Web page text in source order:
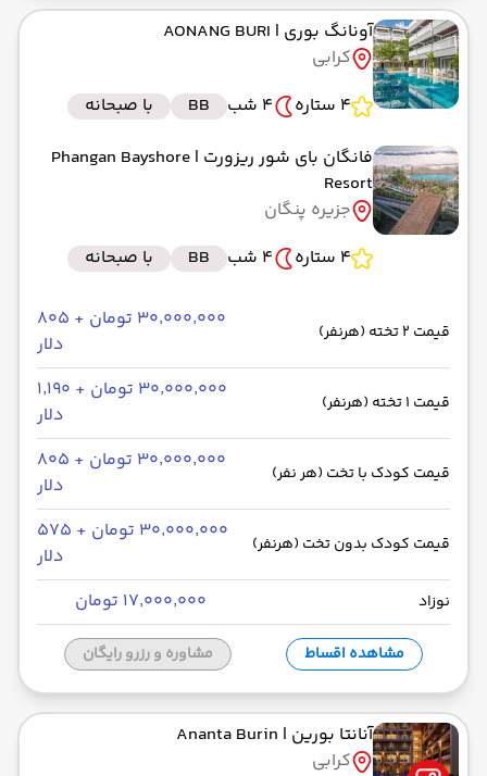
آونانگ بوری | AONANG BURI
کرابی
4 ستاره
4 شب BB
با صبحانه
فانگان بای شور ریزورت | Phangan Bayshore
Resort
جزیره پنگان
4 ستاره
4 شب BB با صبحانه
قیمت 2 تخته (هرنفر)
۳۰٬۰۰۰٬۰۰۰ تومان + ۸۰۵
دلار
قیمت 1 تخته (هرنفر)
۳۰٬۰۰۰٬۰۰۰ تومان + ۱٬۱۹۰
دلار
قیمت کودک با تخت (هر نفر)
۳۰٬۰۰۰٬۰۰۰ تومان + ۸۰۵
دلار
قیمت کودک بدون تخت (هرنفر)
۳۰٬۰۰۰٬۰۰۰ تومان + ۵۷۵
دلار
نوزاد ۱۷٬۰۰۰٬۰۰۰ تومان
مشاهده اقساط مشاوره و رزرو رایگان
آنانتا بورین | Ananta Burin
کرابی